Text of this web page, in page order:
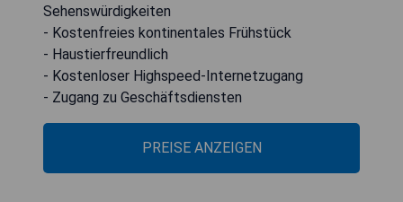
Sehenswürdigkeiten
- Kostenfreies kontinentales Frühstück
- Haustierfreundlich
- Kostenloser Highspeed-Internetzugang
- Zugang zu Geschäftsdiensten
PREISE ANZEIGEN